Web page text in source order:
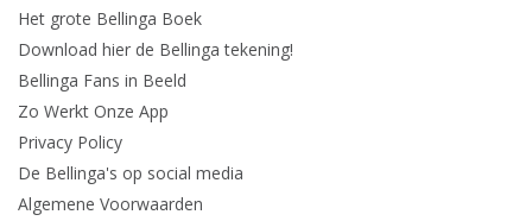
Het grote Bellinga Boek
Download hier de Bellinga tekening!
Bellinga Fans in Beeld
Zo Werkt Onze App
Privacy Policy
De Bellinga's op social media
Algemene Voorwaarden